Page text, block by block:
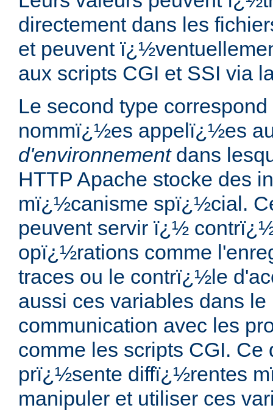
directement dans les
et peuvent
aux scripts CGI et SSI via
Le second type
nommï¿½es appelï¿½es
d'environnementdans
HTTP Apache stocke des
mï¿½canisme spï¿½cial.
peuvent servir ï¿½
opï¿½rations comme
traces ou le contrï¿½le
aussi ces variables dans
communication avec les
comme les scripts CGI. Ce
prï¿½sente diffï¿½rentes
manipuler et utiliser ces